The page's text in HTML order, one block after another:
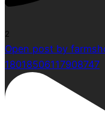
2
Open post by
18018506117908747